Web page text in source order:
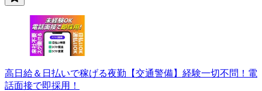
高日給＆日払いで稼げる夜勤【交通警備】経験一切不問！電
話面接で即採用！